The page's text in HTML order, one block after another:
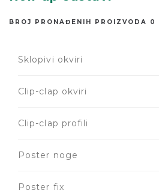
BROJ PRONAĐENIH PROIZVODA 0
Sklopivi okviri
Clip-clap okviri
Clip-clap profili
Poster noge
Poster fix